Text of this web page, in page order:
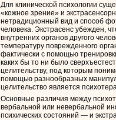
Для клинической психологии
«кожное зрение» и
нетрадиционный вид и способ
человека. Экстрасенс убежден,
внутренних органов другого
температуру поврежденного
фактически с помощью
каких бы то ни было
целительству, под которым
помощью разнообразных
целительство является
Основные различия между
вербальной или невербальной
психических состояний — и